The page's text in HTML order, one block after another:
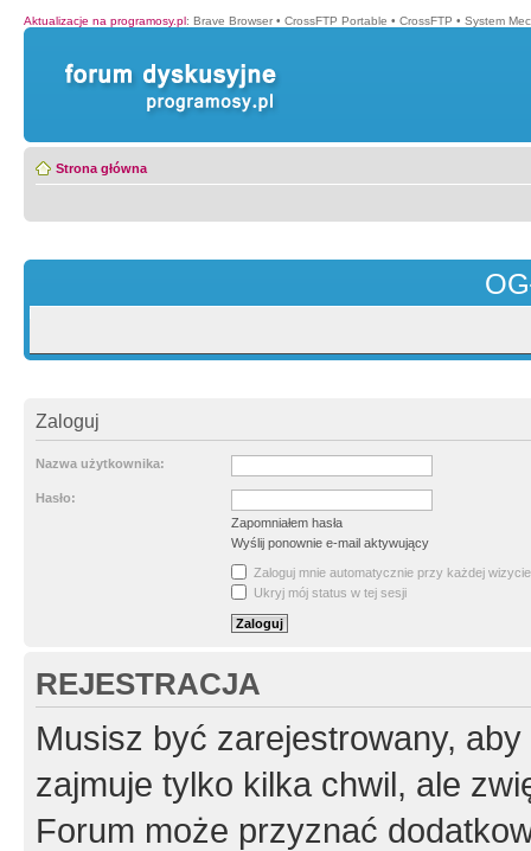
Aktualizacje na programosy.pl: Brave Browser • CrossFTP Portable • CrossFTP • System
Strona główna
Zaloguj
Nazwa użytkownika:
Hasło:
Zapomniałem hasła
Wyślij ponownie e-mail aktywujący
Zaloguj mnie automatycznie przy każdej wizycie
Ukryj mój status w tej sesji
REJESTRACJA
Musisz być zarejestrowany,
zajmuje tylko kilka chwil, ale
Forum może przyznać